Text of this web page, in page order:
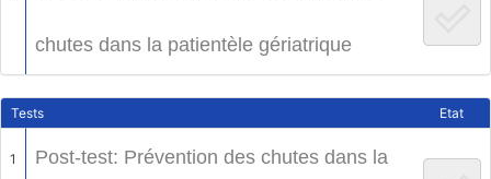
chutes dans la patientèle gériatrique
Tests Etat
1 Post-test: Prévention des chutes dans la